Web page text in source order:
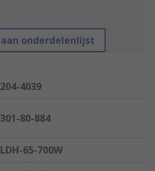
onderdelenlijst
204-4039
301-80-884
LDH-65-700W